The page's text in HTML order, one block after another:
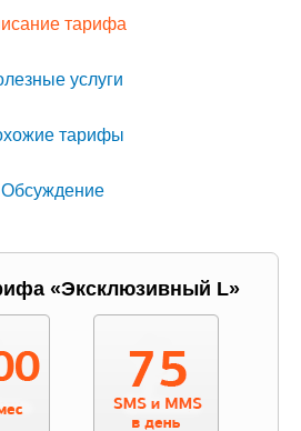
тарифа
услуги
тарифы
Обсуждение
«Эксклюзивный L»